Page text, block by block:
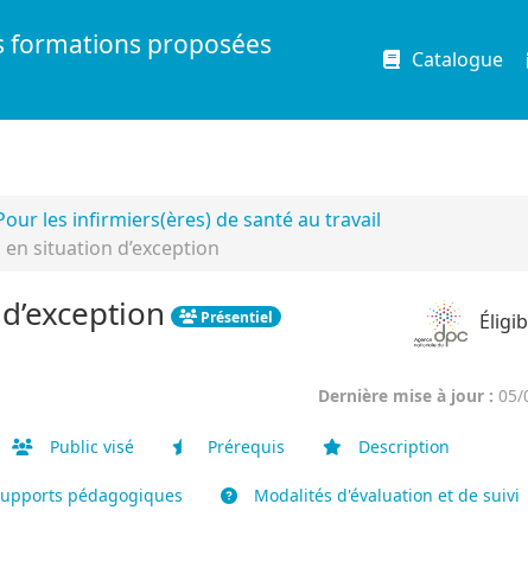
formations proposées
Catalogue
les infirmiers(ères) de santé au travail
situation d’exception
Présentiel
Dernière mise à jour : 05/
Public visé Prérequis Description
pédagogiques Modalités d'évaluation et de suivi